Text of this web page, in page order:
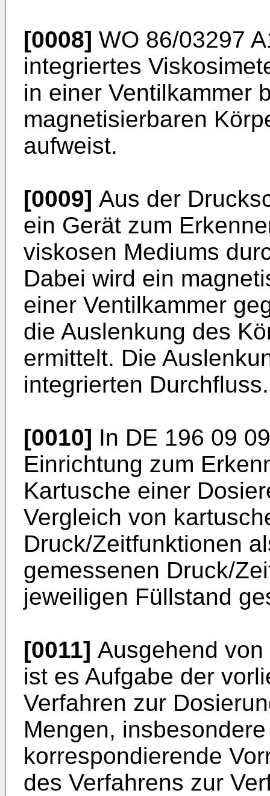
[0008] WO 86/03297
integriertes
in einer Ventilkammer
magnetisierbaren
aufweist.
[0009] Aus der
ein Gerät zum
viskosen Mediums
Dabei wird ein
einer Ventilkammer
die Auslenkung des
ermittelt. Die
integrierten Durchfluss.
[0010] In DE 196 09
Einrichtung zum
Kartusche einer
Vergleich von
Druck/Zeitfunktionen
gemessenen Druck/
jeweiligen Füllstand
[0011] Ausgehend
ist es Aufgabe der
Verfahren zur
Mengen,
korrespondierende
des Verfahrens zur